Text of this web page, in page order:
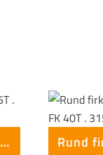
Rund let dæksel SP-PN 32 DL 2,5T . 315 mm